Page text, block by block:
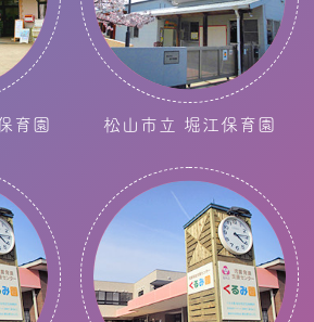
育園 松山市立 堀江保育園